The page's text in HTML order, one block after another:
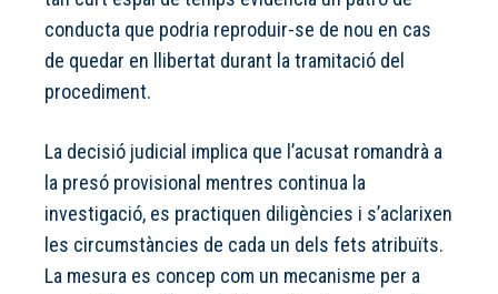
conducta que podria reproduir-se de nou en cas
de quedar en llibertat durant la tramitació del
procediment.
La decisió judicial implica que l’acusat romandrà a
la presó provisional mentres continua la
investigació, es practiquen diligències i s’aclarixen
les circumstàncies de cada un dels fets atribuïts.
La mesura es concep com un mecanisme per a